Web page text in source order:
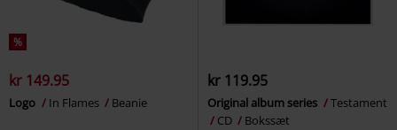
%
kr 149.95
Logo In Flames Beanie
kr 119.95
Original album series
Testament
CD
Bokssæt